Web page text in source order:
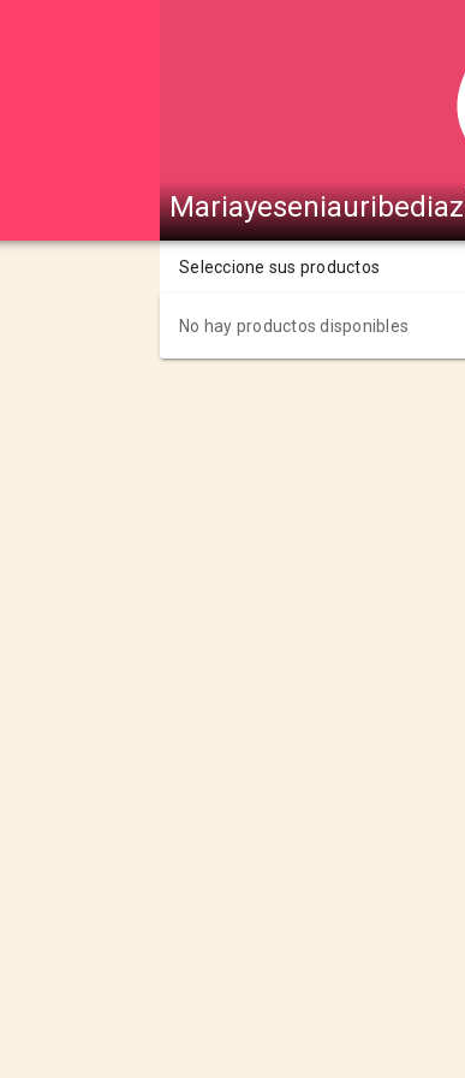
Mariayeseniauribediaz
Seleccione sus productos
No hay productos disponibles